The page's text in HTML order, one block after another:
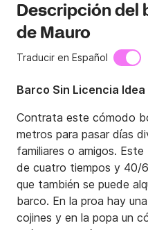
Descripción del
de Mauro
Traducir en Español
Barco Sin Licencia
Contrata este cómodo
metros para pasar días
familiares o amigos.
de cuatro tiempos y 40/
que también se puede
barco. En la proa hay
cojines y en la popa un